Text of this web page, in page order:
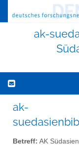
ak-
ak-
Betreff: AK